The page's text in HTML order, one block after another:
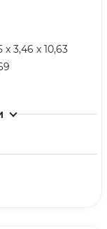
3,46 x 10,63